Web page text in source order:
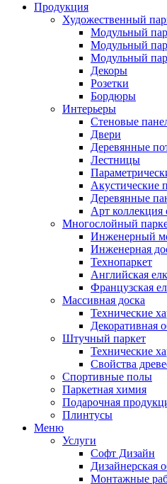
Продукция
Художественный
Модульный
Модульный
Модульный
Декоры
Розетки
Бордюры
Интерьеры
Стеновые
Двери
Деревянные
Лестницы
Акустические
Деревянные
Арт коллекция
Многослойный
Инженерный
Инженерная
Технопаркет
Английская
Французская
Массивная доска
Технические
Декоративная
Штучный паркет
Технические
Свойства
Спортивные полы
Паркетная химия
Подарочная
Плинтусы
Меню
Услуги
Софт Дизайн
Дизайнерская
Монтажные